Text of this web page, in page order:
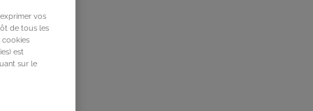
vos
de tous les
cookies
est
sur le